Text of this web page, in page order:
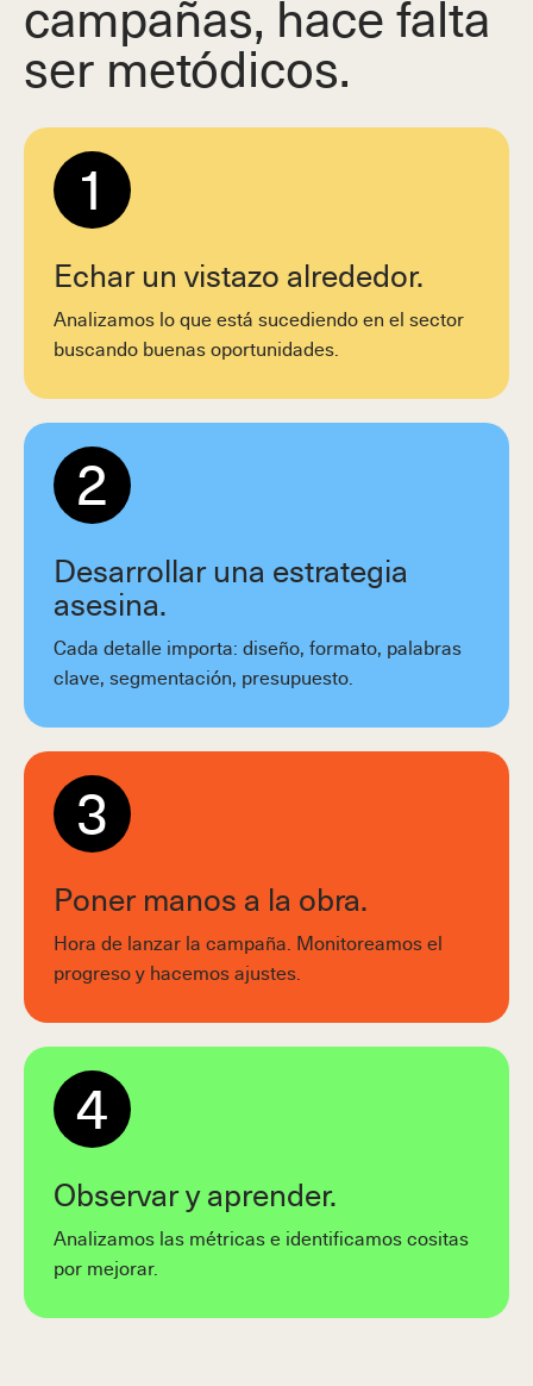
campañas, hace falta
ser metódicos.
1
Echar un vistazo alrededor.
Analizamos lo que está sucediendo en el sector
buscando buenas oportunidades.
2
Desarrollar una estrategia
asesina.
Cada detalle importa: diseño, formato, palabras
clave, segmentación, presupuesto.
3
Poner manos a la obra.
Hora de lanzar la campaña. Monitoreamos el
progreso y hacemos ajustes.
4
Observar y aprender.
Analizamos las métricas e identificamos cositas
por mejorar.